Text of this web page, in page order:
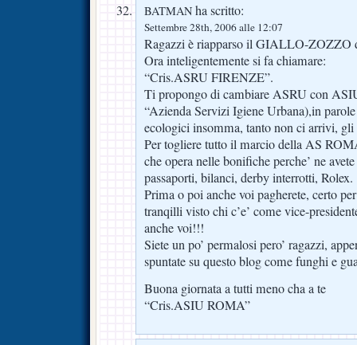
BATMAN ha scritto:
Settembre 28th, 2006 alle 12:07
Ragazzi è riapparso il GIALLO-
Ora inteligentemente si fa chiamare:
“Cris.ASRU FIRENZE”.
Ti propongo di cambiare ASRU con
“Azienda Servizi Igiene Urbana),in
ecologici insomma, tanto non ci arrivi, gli
Per togliere tutto il marcio della AS
che opera nelle bonifiche perche’ ne
passaporti, bilanci, derby interrotti, Rolex.
Prima o poi anche voi pagherete, certo
tranqilli visto chi c’e’ come vice-
anche voi!!!
Siete un po’ permalosi pero’ ragazzi,
spuntate su questo blog come funghi e
Buona giornata a tutti meno cha a te
“Cris.ASIU ROMA”